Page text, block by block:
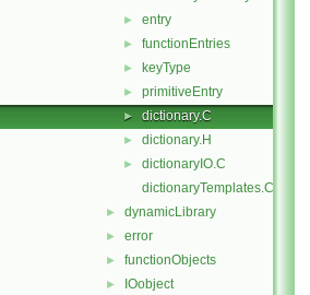
► entry
► functionEntries
► keyType
► primitiveEntry
► dictionary.C
► dictionary.H
►
dictionaryIO.C
dictionaryTemplates.C
► dynamicLibrary
► error
► functionObjects
► IOobject